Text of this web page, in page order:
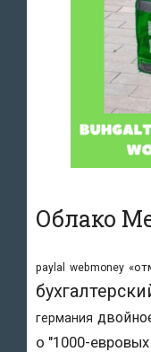
Облако
paylal webmoney
германия
о "1000-